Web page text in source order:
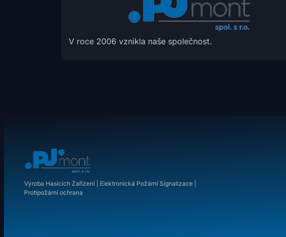
V roce 2006 vznikla naše společnost.
Výroba Hasících Zařízení | Elektronická Požární Signalizace |
Protipožární ochrana